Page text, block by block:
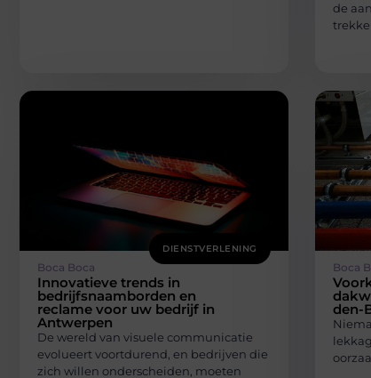
de
DIENSTVERLENING
Boca Boca
Innovatieve trends in
bedrijfsnaamborden en
reclame voor uw bedrijf in
Antwerpen
De wereld van visuele communicatie
evolueert voortdurend, en bedrijven die
zich willen onderscheiden, moeten
Boca
den-